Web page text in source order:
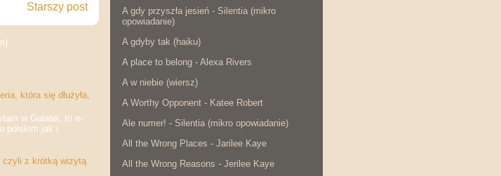
Starszy post
która się dłużyła,
w Galatei, to e-
polskim jak i
czyli z krótką wizytą
A gdy przyszła jesień - Silentia (mikro
opowiadanie)
A gdyby tak (haiku)
A place to belong - Alexa Rivers
A w niebie (wiersz)
A Worthy Opponent - Katee Robert
Ale numer! - Silentia (mikro opowiadanie)
All the Wrong Places - Jarilee Kaye
All the Wrong Reasons - Jerilee Kaye